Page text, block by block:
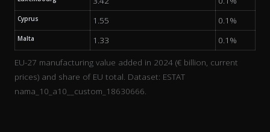
EU-27 manufacturing value added in 2024 (€ billion, current
prices) and share of EU total. Dataset: ESTAT
nama_10_a10__custom_18630666.
Cyprus 1.55 0.1%
Malta 1.33 0.1%